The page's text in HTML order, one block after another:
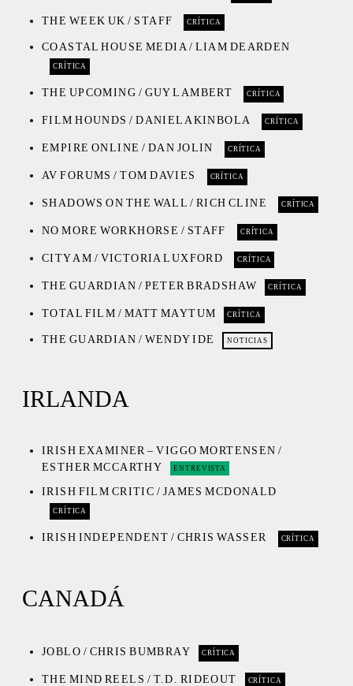
THE WEEK UK / STAFF CRÍTICA
COASTAL HOUSE MEDIA / LIAM DEARDEN
CRÍTICA
THE UPCOMING / GUY LAMBERT CRÍTICA
FILM HOUNDS / DANIEL AKINBOLA CRÍTICA
EMPIRE ONLINE / DAN JOLIN CRÍTICA
AV FORUMS / TOM DAVIES CRÍTICA
SHADOWS ON THE WALL / RICH CLINE CRÍTICA
NO MORE WORKHORSE / STAFF CRÍTICA
CITY AM / VICTORIA LUXFORD CRÍTICA
THE GUARDIAN / PETER BRADSHAW CRÍTICA
TOTAL FILM / MATT MAYTUM CRÍTICA
THE GUARDIAN / WENDY IDE NOTICIAS
IRLANDA
IRISH EXAMINER – VIGGO MORTENSEN /
ESTHER MCCARTHY
ENTREVISTA
IRISH FILM CRITIC / JAMES MCDONALD
CRÍTICA
IRISH INDEPENDENT / CHRIS WASSER CRÍTICA
CANADÁ
JOBLO / CHRIS BUMBRAY CRÍTICA
THE MIND REELS / T.D. RIDEOUT CRÍTICA